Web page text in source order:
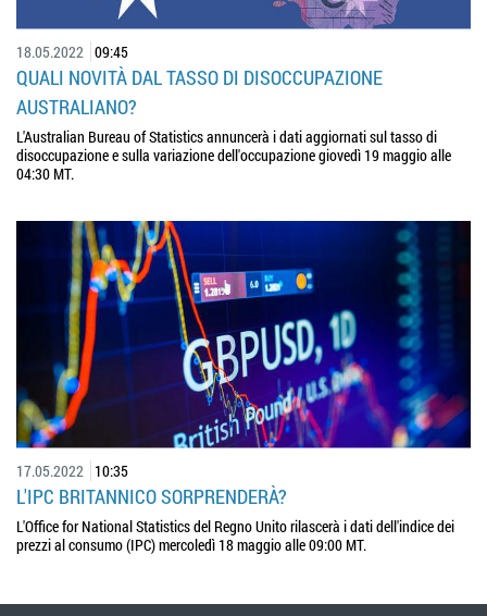
18.05.2022 09:45
QUALI NOVITÀ DAL TASSO DI DISOCCUPAZIONE
AUSTRALIANO?
L'Australian Bureau of Statistics annuncerà i dati aggiornati sul tasso di
disoccupazione e sulla variazione dell'occupazione giovedì 19 maggio alle
04:30 MT.
17.05.2022 10:35
L'IPC BRITANNICO SORPRENDERÀ?
L'Office for National Statistics del Regno Unito rilascerà i dati dell'indice dei
prezzi al consumo (IPC) mercoledì 18 maggio alle 09:00 MT.